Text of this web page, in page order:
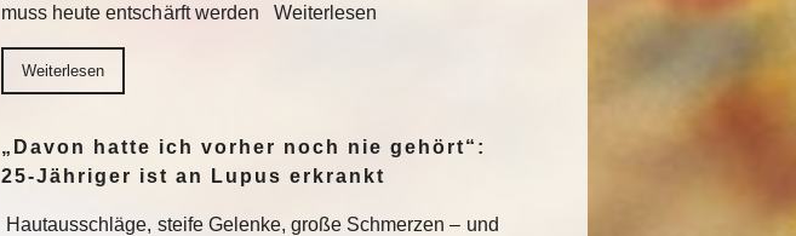
muss heute entschärft werden Weiterlesen
Weiterlesen
„Davon hatte ich vorher noch nie gehört“:
25-Jähriger ist an Lupus erkrankt
Hautausschläge, steife Gelenke, große Schmerzen – und